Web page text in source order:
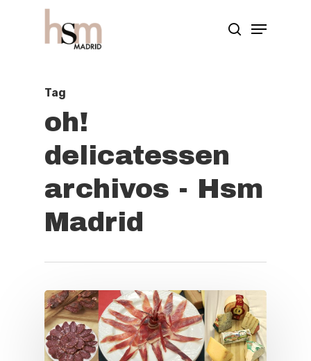
Tag
oh!
delicatessen
archivos - Hsm
Madrid